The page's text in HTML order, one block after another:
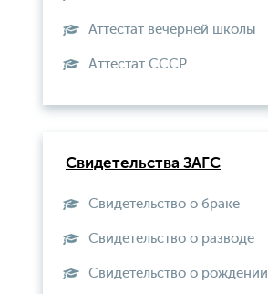
Аттестат вечерней школы
Aттестат СССР
Свидетельства ЗАГС
Свидетельство о браке
Свидетельство о разводе
Свидетельство о рождении